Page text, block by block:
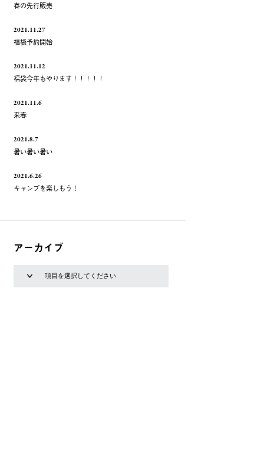
春の先行販売
2021.11.27
福袋予約開始
2021.11.12
福袋今年もやります！！！！！
2021.11.6
来春
2021.8.7
暑い暑い暑い
2021.6.26
キャンプを楽しもう！
アーカイブ